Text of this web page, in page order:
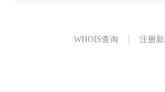
WHOIS查询 注册